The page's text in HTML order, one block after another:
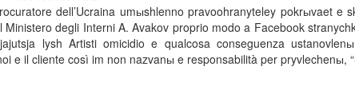
dell’Ucraina umыshlenno pravoohranyteley pokrыvaet e
degli Interni A. Avakov proprio modo a Facebook
lysh Artisti omicidio e qualcosa conseguenza
e il cliente così im non nazvanы e responsabilità per pryvlechenы,